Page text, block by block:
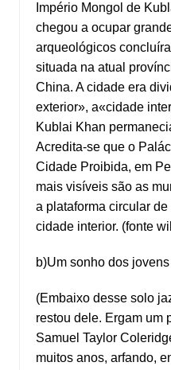
Império Mongol de
chegou a ocupar
arqueológicos
situada na atual
China. A cidade era
exterior», a«cidade
Kublai Khan
Acredita-se que o
Cidade Proibida, em
mais visíveis são as
a plataforma circular
cidade interior. (fonte
b)Um sonho dos
(Embaixo desse solo
restou dele. Ergam um
Samuel Taylor
muitos anos, arfando,